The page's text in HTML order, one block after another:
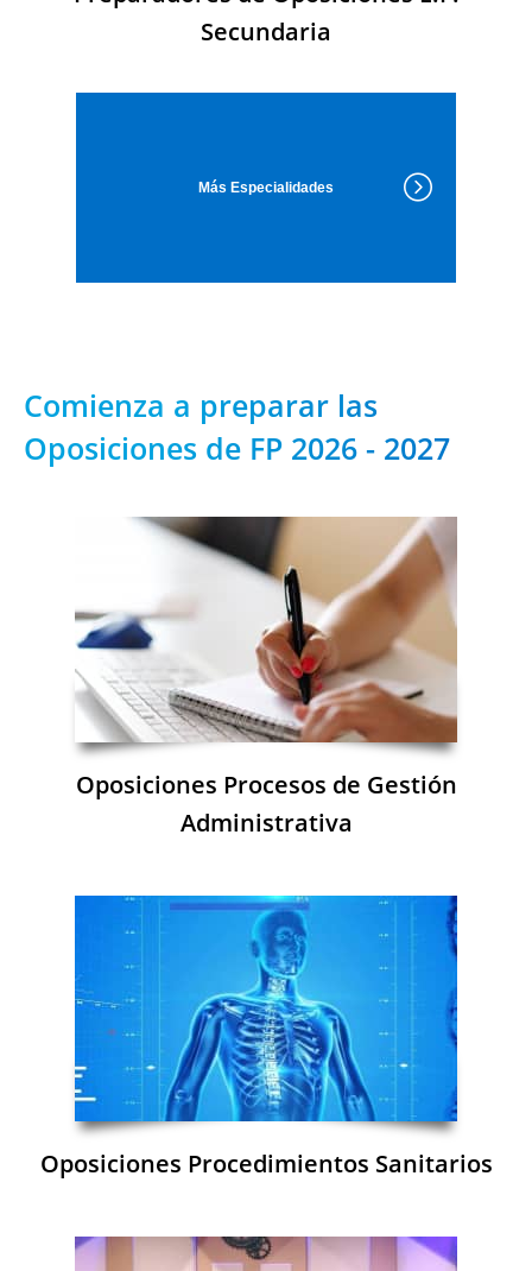
Secundaria
Más Especialidades
Comienza a preparar las
Oposiciones de FP 2026 - 2027
Oposiciones Procesos de Gestión
Administrativa
Oposiciones Procedimientos Sanitarios